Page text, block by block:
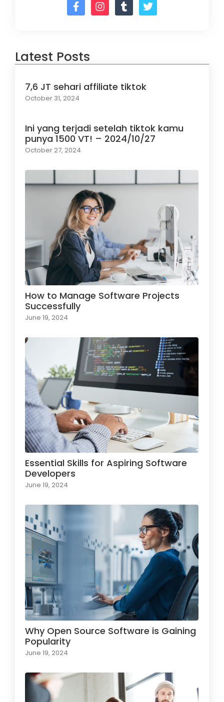
Latest Posts
7,6 JT sehari affiliate tiktok
October 31, 2024
Ini yang terjadi setelah tiktok kamu
punya 1500 VT! – 2024/10/27
October 27, 2024
How to Manage Software Projects
Successfully
June 19, 2024
Essential Skills for Aspiring Software
Developers
June 19, 2024
Why Open Source Software is Gaining
Popularity
June 19, 2024